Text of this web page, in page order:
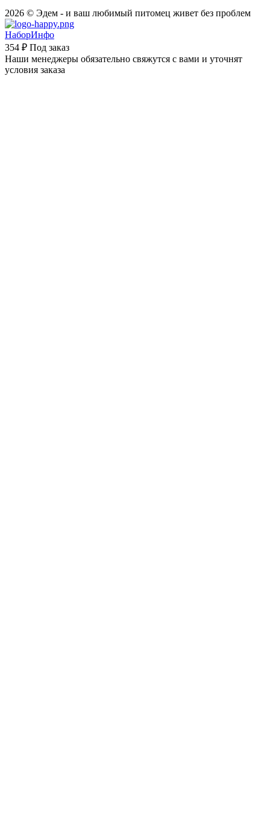
2026 © Эдем - и ваш любимый питомец живет без проблем
НаборИнфо
354 ₽ Под заказ
Наши менеджеры обязательно свяжутся с вами и уточнят
условия заказа